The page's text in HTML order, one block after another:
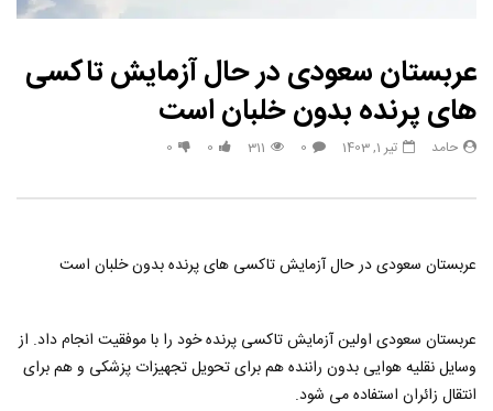
عربستان سعودی در حال آزمایش تاکسی
های پرنده بدون خلبان است
حامد تیر 1, 1403 0
311
0
0
عربستان سعودی در حال آزمایش تاکسی های پرنده بدون خلبان است
عربستان سعودی اولین آزمایش تاکسی پرنده خود را با موفقیت انجام داد. از
وسایل نقلیه هوایی بدون راننده هم برای تحویل تجهیزات پزشکی و هم برای
انتقال زائران استفاده می شود.